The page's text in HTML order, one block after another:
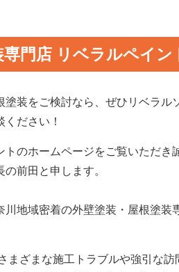
専門店 リベラルペイ
塗装をご検討なら、ぜひリベラル
ださい！
トのホームページをご覧いただき
の前田と申します。
川地域密着の外壁塗装・屋根塗装
まざまな施工トラブルや強引な訪